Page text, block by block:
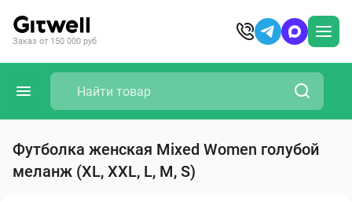
Заказ от 150 000 руб
Футболка женская Mixed Women голубой
меланж (XL, XXL, L, M, S)